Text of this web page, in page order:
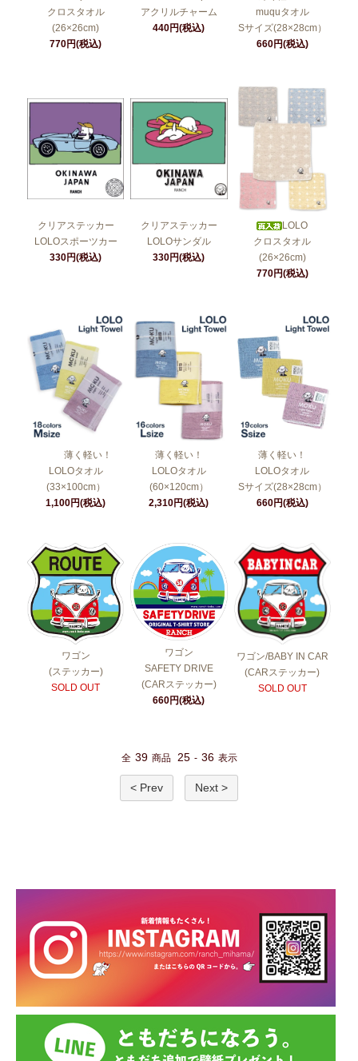
クロスタオル
(26×26cm)
770円(税込)
アクリルチャーム
440円(税込)
muquタオル
Sサイズ(28×28cm）
660円(税込)
クリアステッカー
LOLOスポーツカー
330円(税込)
クリアステッカー
LOLOサンダル
330円(税込)
LOLO
クロスタオル
(26×26cm)
770円(税込)
薄く軽い！
LOLOタオル
(33×100cm）
1,100円(税込)
薄く軽い！
LOLOタオル
(60×120cm）
2,310円(税込)
薄く軽い！
LOLOタオル
Sサイズ(28×28cm）
660円(税込)
ワゴン
(ステッカー)
SOLD OUT
ワゴン
SAFETY DRIVE
(CARステッカー)
660円(税込)
ワゴン/BABY IN CAR
(CARステッカー)
SOLD OUT
全 39 商品 25 - 36 表示
< Prev Next >